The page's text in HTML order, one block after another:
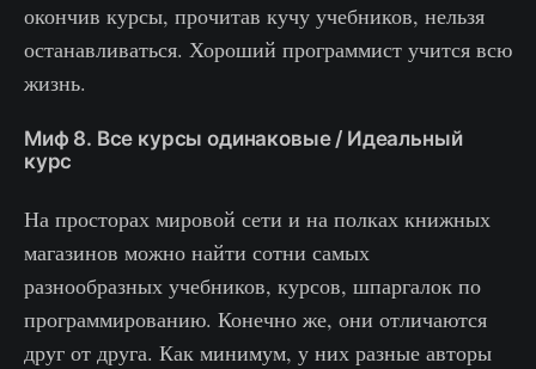
окончив курсы, прочитав кучу учебников, нельзя
останавливаться. Хороший программист учится всю
жизнь.
Миф 8. Все курсы одинаковые / Идеальный
курс
На просторах мировой сети и на полках книжных
магазинов можно найти сотни самых
разнообразных учебников, курсов, шпаргалок по
программированию. Конечно же, они отличаются
друг от друга. Как минимум, у них разные авторы